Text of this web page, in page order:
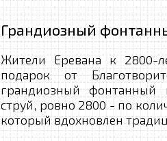
Грандиозный
Жители Еревана к 2800-
подарок от
грандиозный фонтанный
струй, ровно 2800 - по
который вдохновлен